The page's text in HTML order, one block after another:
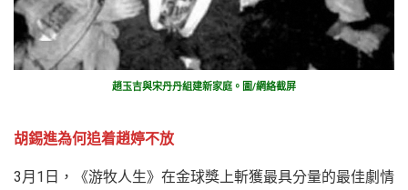
趙玉吉與宋丹丹組建新家庭。圖/網絡截屏
胡錫進為何追着趙婷不放
3月1日，《游牧人生》在金球獎上斬獲最具分量的最佳劇情